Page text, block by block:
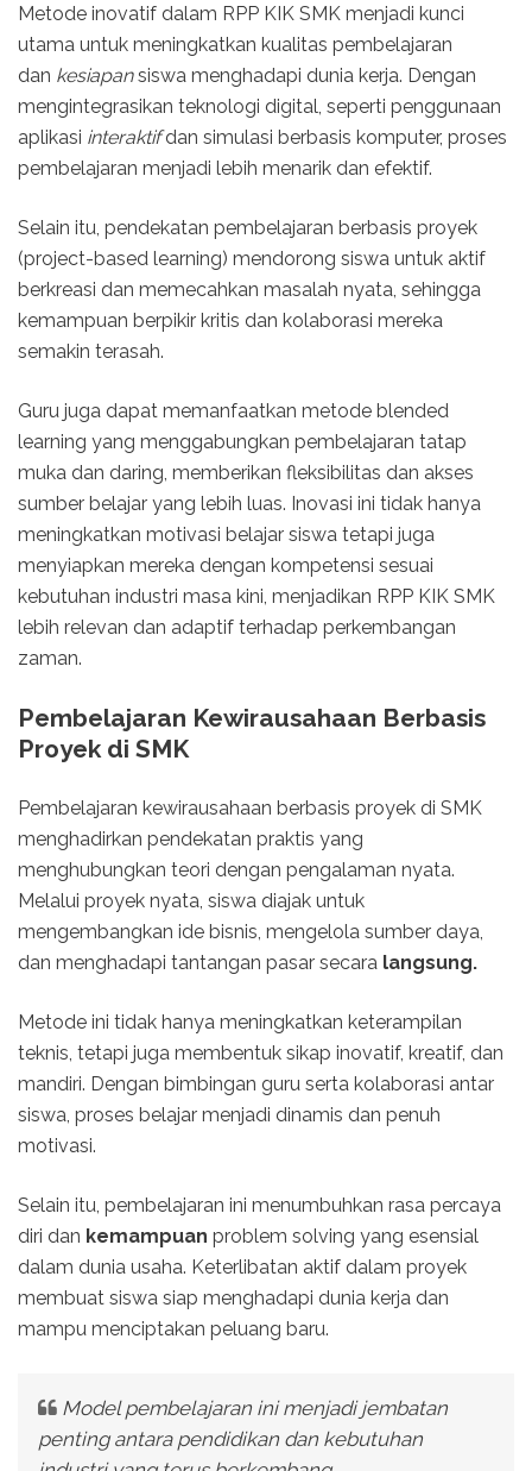
Metode inovatif dalam RPP KIK SMK menjadi kunci
utama untuk meningkatkan kualitas pembelajaran
dan kesiapansiswa menghadapi dunia kerja. Dengan
mengintegrasikan teknologi digital, seperti penggunaan
aplikasi interaktifdan simulasi berbasis komputer, proses
pembelajaran menjadi lebih menarik dan efektif.
Selain itu, pendekatan pembelajaran berbasis proyek
(project-based learning) mendorong siswa untuk aktif
berkreasi dan memecahkan masalah nyata, sehingga
kemampuan berpikir kritis dan kolaborasi mereka
semakin terasah.
Guru juga dapat memanfaatkan metode blended
learning yang menggabungkan pembelajaran tatap
muka dan daring, memberikan fleksibilitas dan akses
sumber belajar yang lebih luas. Inovasi ini tidak hanya
meningkatkan motivasi belajar siswa tetapi juga
menyiapkan mereka dengan kompetensi sesuai
kebutuhan industri masa kini, menjadikan RPP KIK SMK
lebih relevan dan adaptif terhadap perkembangan
zaman.
Pembelajaran Kewirausahaan Berbasis
Proyek di SMK
Pembelajaran kewirausahaan berbasis proyek di SMK
menghadirkan pendekatan praktis yang
menghubungkan teori dengan pengalaman nyata.
Melalui proyek nyata, siswa diajak untuk
mengembangkan ide bisnis, mengelola sumber daya,
dan menghadapi tantangan pasar secara langsung.
Metode ini tidak hanya meningkatkan keterampilan
teknis, tetapi juga membentuk sikap inovatif, kreatif, dan
mandiri. Dengan bimbingan guru serta kolaborasi antar
siswa, proses belajar menjadi dinamis dan penuh
motivasi.
Selain itu, pembelajaran ini menumbuhkan rasa percaya
diri dan kemampuan problem solving yang esensial
dalam dunia usaha. Keterlibatan aktif dalam proyek
membuat siswa siap menghadapi dunia kerja dan
mampu menciptakan peluang baru.
Model pembelajaran ini menjadi jembatan
penting antara pendidikan dan kebutuhan